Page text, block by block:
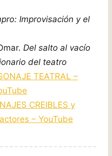
Improvisación y el
Del salto al vacío
del teatro
TEATRAL –
CREIBLES y
– YouTube